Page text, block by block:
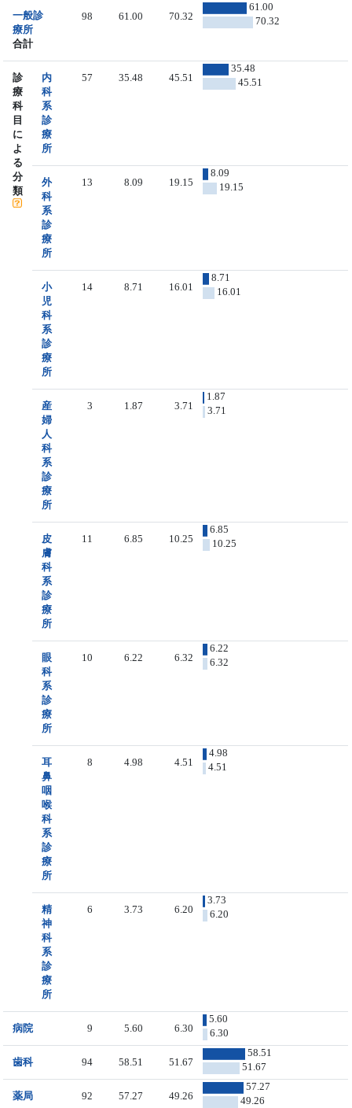
一般診
療所
合計
98 61.00 70.32
61.00
70.32
診
療
科
目
に
よ
る
分
類
内
科
系
診
療
所
57 35.48 45.51
35.48
45.51
外
科
系
診
療
所
13 8.09 19.15
8.09
19.15
小
児
科
系
診
療
所
14 8.71 16.01
8.71
16.01
産
婦
人
科
系
診
療
所
3 1.87 3.71
1.87
3.71
皮
膚
科
系
診
療
所
11 6.85 10.25
6.85
10.25
眼
科
系
診
療
所
10 6.22 6.32
6.22
6.32
耳
鼻
咽
喉
科
系
診
療
所
8 4.98 4.51
4.98
4.51
精
神
科
系
診
療
所
6 3.73 6.20
3.73
6.20
病院 9 5.60 6.30
5.60
6.30
歯科 94 58.51 51.67
58.51
51.67
薬局 92 57.27 49.26
57.27
49.26